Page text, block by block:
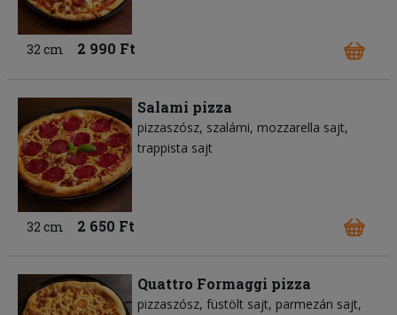
32 cm 2 990 Ft
Salami pizza
pizzaszósz szalámi mozzarella sajt
trappista sajt
32 cm 2 650 Ft
Quattro Formaggi pizza
pizzaszósz füstölt sajt parmezán sajt